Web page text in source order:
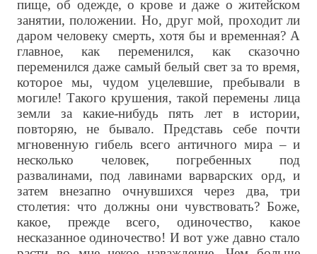
пище, об одежде, о крове и даже о житейском
занятии, положении. Но, друг мой, проходит ли
даром человеку смерть, хотя бы и временная? А
главное, как переменился, как сказочно
переменился даже самый белый свет за то время,
которое мы, чудом уцелевшие, пребывали в
могиле! Такого крушения, такой перемены лица
земли за какие-нибудь пять лет в истории,
повторяю, не бывало. Представь себе почти
мгновенную гибель всего античного мира – и
несколько человек, погребенных под
развалинами, под лавинами варварских орд, и
затем внезапно очнувшихся через два, три
столетия: что должны они чувствовать? Боже,
какое, прежде всего, одиночество, какое
несказанное одиночество! И вот уже давно стало